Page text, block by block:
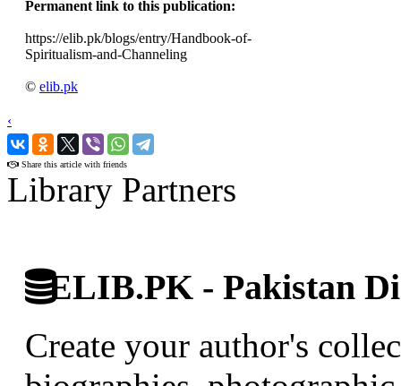
Permanent link to this publication:
https://elib.pk/blogs/entry/Handbook-of-
Spiritualism-and-Channeling
© elib.pk
‹
›
Share this article with friends
Library Partners
ELIB.PK - Pakistan
Create your author's